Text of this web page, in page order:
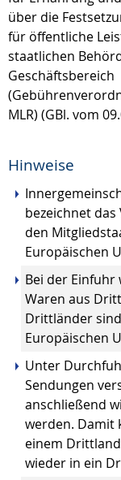
über die
für öffentliche
staatlichen
Geschäftsbereich
MLR) (GBl. vom
Hinweise
bezeichnet
den
Europäischen
Bei der Einfuhr
Waren aus
Drittländer
Europäischen
Unter
Sendungen
anschließend
werden. Damit
einem
wieder in ein